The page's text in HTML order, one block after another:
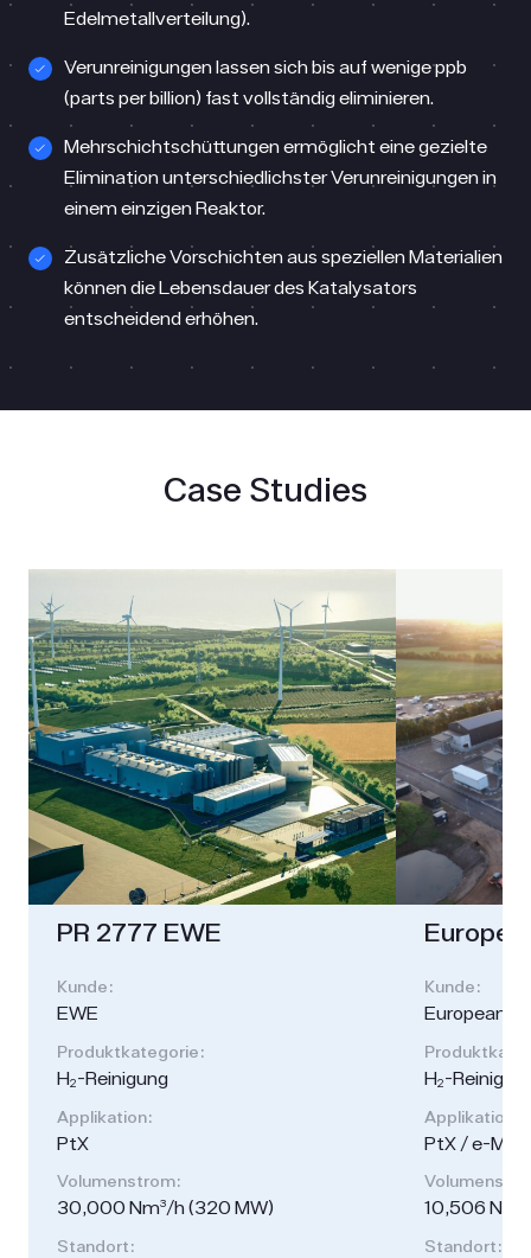
Edelmetallverteilung).
Verunreinigungen lassen sich bis auf wenige ppb
(parts per billion) fast vollständig eliminieren.
Mehrschichtschüttungen ermöglicht eine gezielte
Elimination unterschiedlichster Verunreinigungen in
einem einzigen Reaktor.
Zusätzliche Vorschichten aus speziellen Materialien
können die Lebensdauer des Katalysators
entscheidend erhöhen.
Case Studies
PR 2777 EWE
Kunde:
EWE
Produktkategorie:
H₂-Reinigung
Applikation:
PtX
Volumenstrom:
30,000 Nm³/h (320 MW)
Standort:
Kunde:
European
H₂-
Applikation:
PtX / e-
10,506
Standort: